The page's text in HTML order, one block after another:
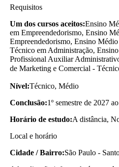
Requisitos
Um dos cursos aceitos:Ensino
em Empreendedorismo, Ensino
Empreendedorismo, Ensino
Técnico em Administração,
Profissional Auxiliar
de Marketing e Comercial -
Nível:Técnico, Médio
Conclusão:1º semestre de 2027
Horário de estudo:A distância,
Local e horário
Cidade / Bairro:São Paulo -